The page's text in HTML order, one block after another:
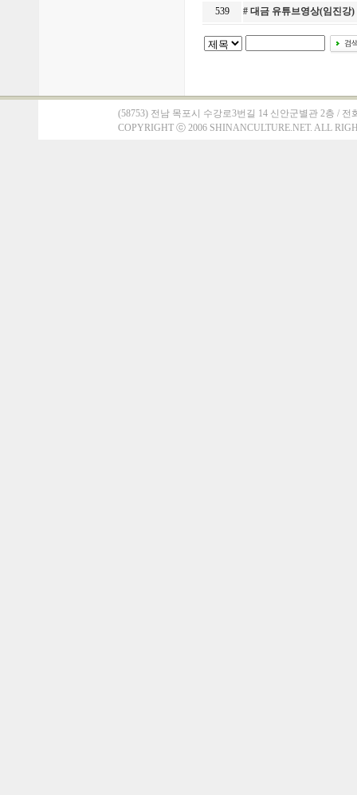
539 # 대금 유튜브영상(임진
(58753) 전남 목포시 수강로3번길 14 신안군별관 2층 / 전
COPYRIGHT ⓒ2006 SHINANCULTURE.NET. ALL